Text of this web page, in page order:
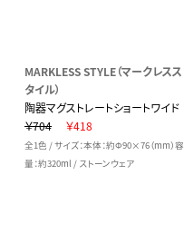
MARKLESS STYLE（マークレスス
タイル）
陶器マグストレートショートワイド
￥704
￥418
全1色 / サイズ：本体：約Φ90×76（mm）容
量：約320ml / ストーンウェア